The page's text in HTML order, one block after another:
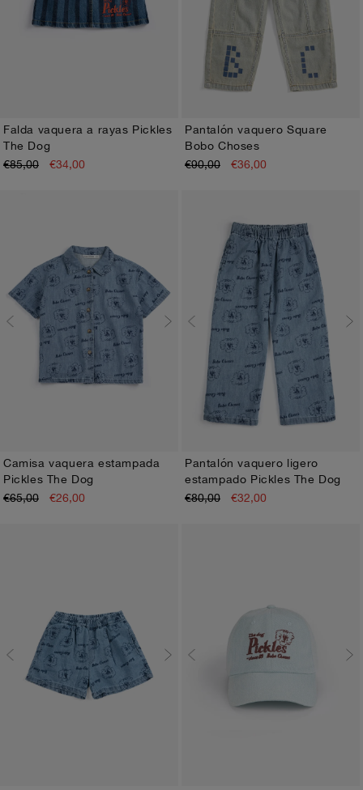
2-3A4-5A
Falda vaquera a rayas Pickles
The Dog
€85,00
€34,00
2-3A 4-5A6-7A
Pantalón vaquero Square
Bobo Choses
€90,00
€36,00
2-3A4-5A6-7A8-9A
Camisa vaquera estampada
Pickles The Dog
€65,00
€26,00
2-3A4-5A6-7A8-9A10-11A 12-13A
Pantalón vaquero ligero
estampado Pickles The Dog
€80,00
€32,00